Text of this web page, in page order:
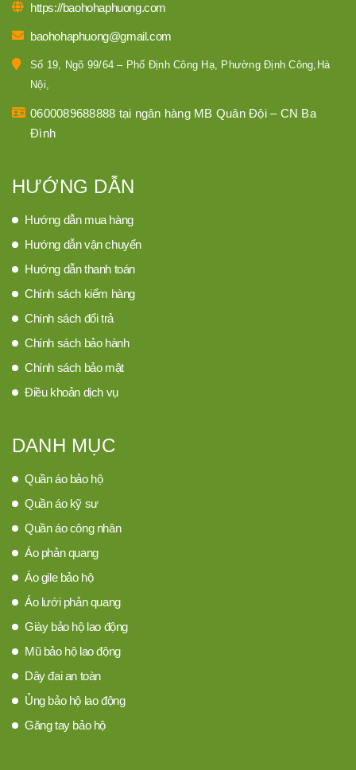
https://baohohaphuong.com
baohohaphuong@gmail.com
Số 19, Ngõ 99/64 – Phố Định Công Hạ, Phường Định Công,Hà
Nội,
0600089688888 tại ngân hàng MB Quân Đội – CN Ba
Đình
HƯỚNG DẪN
Hướng dẫn mua hàng
Hướng dẫn vận chuyển
Hướng dẫn thanh toán
Chính sách kiểm hàng
Chính sách đổi trả
Chính sách bảo hành
Chính sách bảo mật
Điều khoản dịch vụ
DANH MỤC
Quần áo bảo hộ
Quần áo kỹ sư
Quần áo công nhân
Áo phản quang
Áo gile bảo hộ
Áo lưới phản quang
Giày bảo hộ lao động
Mũ bảo hộ lao động
Dây đai an toàn
Ủng bảo hộ lao động
Găng tay bảo hộ